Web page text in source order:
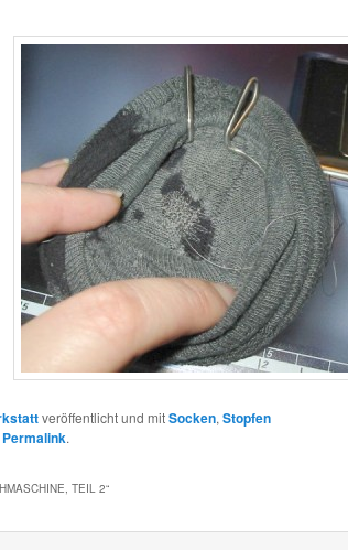
veröffentlicht und mitSocken, Stopfen
Permalink.
TEIL 2“